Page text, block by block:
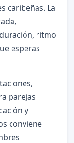
caribeñas. La
ritmo
esperas
parejas
y
conviene